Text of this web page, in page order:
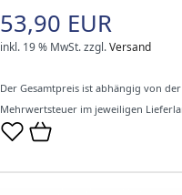
53,90 EUR
inkl. 19 % MwSt.zzgl.Versand
Der Gesamtpreis ist abhängig von der
Mehrwertsteuer im jeweiligen